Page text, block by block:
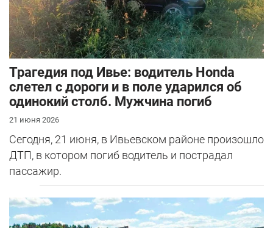
Трагедия под Ивье: водитель Honda
слетел с дороги и в поле ударился об
одинокий столб. Мужчина погиб
21 июня 2026
Сегодня, 21 июня, в Ивьевском районе произошло
ДТП, в котором погиб водитель и пострадал
пассажир.